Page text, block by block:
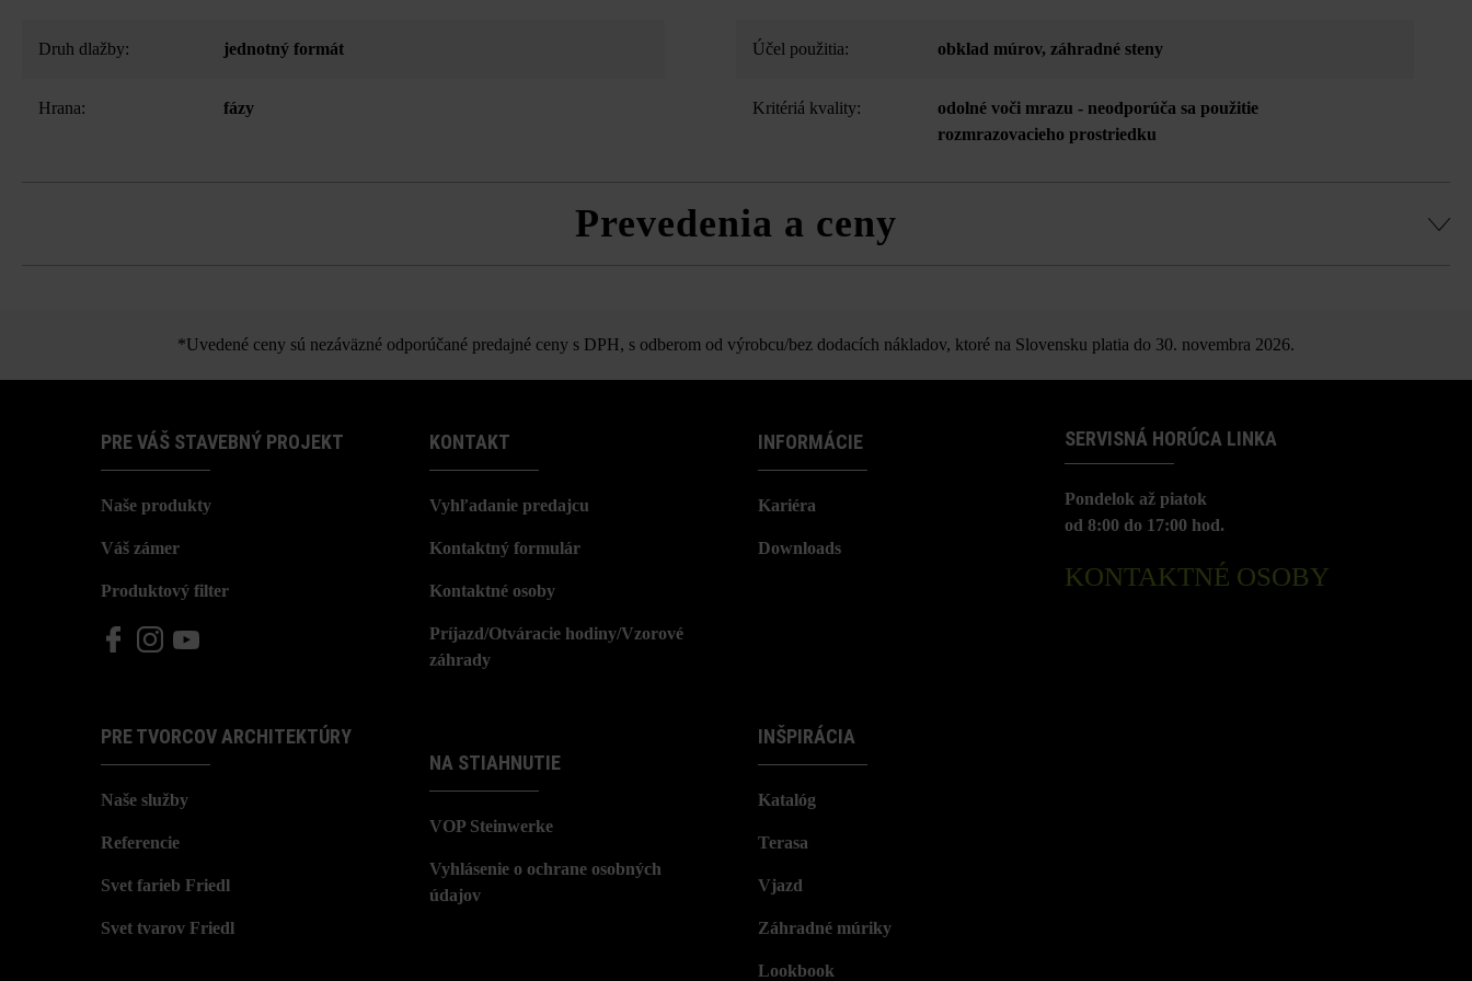
Druh dlažby: jednotný formát Účel použitia: obklad múrov, záhradné steny
Hrana: fázy Kritériá kvality:
odolné voči mrazu - neodporúča sa použitie
rozmrazovacieho prostriedku
Prevedenia a ceny
*Uvedené ceny sú nezáväzné odporúčané predajné ceny s DPH, s odberom od výrobcu/bez dodacích nákladov, ktoré na Slovensku platia do 30. novembra 2026.
PRE VÁŠ STAVEBNÝ PROJEKT
Naše produkty
Váš zámer
Produktový filter
PRE TVORCOV ARCHITEKTÚRY
Naše služby
Referencie
Svet farieb Friedl
Svet tvarov Friedl
KONTAKT
Vyhľadanie predajcu
Kontaktný formulár
Kontaktné osoby
Príjazd/Otváracie hodiny/Vzorové
záhrady
NA STIAHNUTIE
VOP Steinwerke
Vyhlásenie o ochrane osobných
údajov
INFORMÁCIE
Kariéra
Downloads
INŠPIRÁCIA
Katalóg
Terasa
Vjazd
Záhradné múriky
Lookbook
SERVISNÁ HORÚCA LINKA
Pondelok až piatok
od 8:00 do 17:00 hod.
KONTAKTNÉ OSOBY